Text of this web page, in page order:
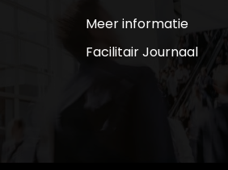
Meer informatie
Facilitair Journaal